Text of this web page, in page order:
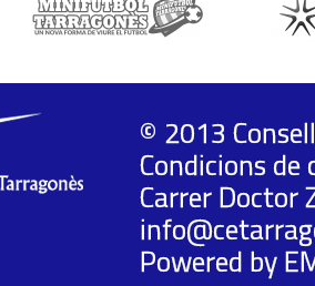
© 2013
Condicions
Carrer Doctor
Powered by